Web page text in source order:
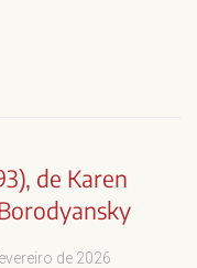
de Karen
de 2026